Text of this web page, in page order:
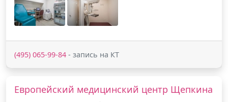
(495) 065-99-84 - запись на КТ
Европейский медицинский центр Щепкина